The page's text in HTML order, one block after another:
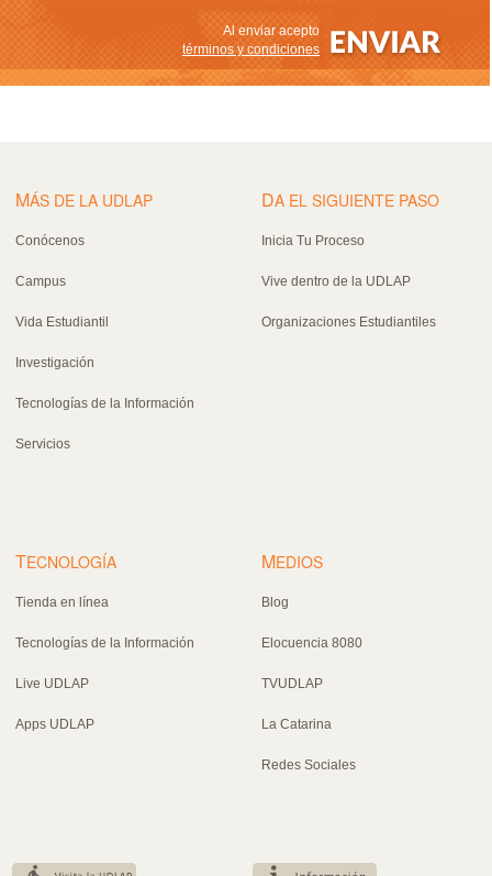
Al enviar acepto
términos y condiciones
MÁS DE LA UDLAP
Conócenos
Campus
Vida Estudiantil
Investigación
Tecnologías de la Información
Servicios
DA EL SIGUIENTE PASO
Inicia Tu Proceso
Vive dentro de la UDLAP
Organizaciones Estudiantiles
TECNOLOGÍA
Tienda en línea
Tecnologías de la Información
Live UDLAP
Apps UDLAP
MEDIOS
Blog
Elocuencia 8080
TVUDLAP
La Catarina
Redes Sociales